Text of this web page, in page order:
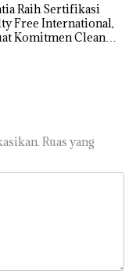
Raih Sertifikasi
Free International,
Komitmen Clean
Ruas yang